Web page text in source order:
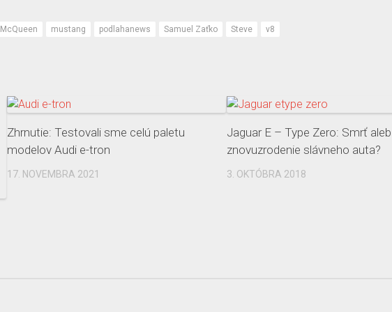
McQueen mustang podlahanews Samuel Zaťko Steve v8
Zhrnutie: Testovali sme celú paletu
modelov Audi e-tron
17. NOVEMBRA 2021
Jaguar E – Type Zero: Smrť
znovuzrodenie slávneho auta?
3. OKTÓBRA 2018